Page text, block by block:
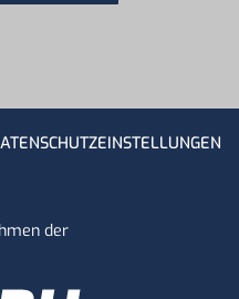
der